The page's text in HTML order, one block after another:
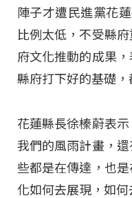
陣子才遭民進黨花
比例太低，不受縣
府文化推動的成果
縣府打下好的基礎，
花蓮縣長徐榛蔚表
我們的風雨計畫，
些都是在傳達，也
化如何去展現，如何